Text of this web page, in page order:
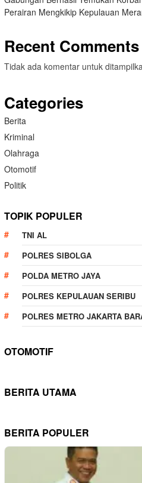
Perairan Mengkikip Kepulauan
Recent Comments
Tidak ada komentar untuk
Categories
Berita
Kriminal
Olahraga
Otomotif
Politik
TOPIK POPULER
TNI AL
POLRES SIBOLGA
POLDA METRO JAYA
POLRES KEPULAUAN SERIBU
POLRES METRO JAKARTA
OTOMOTIF
BERITA UTAMA
BERITA POPULER